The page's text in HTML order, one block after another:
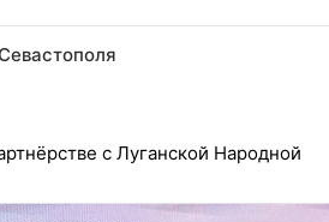
с Луганской Народной